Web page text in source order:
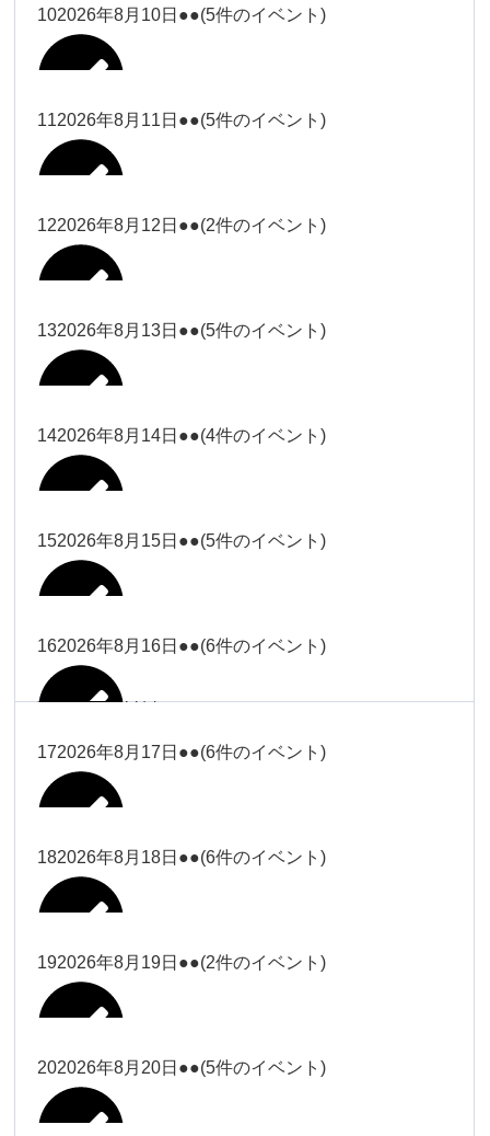
Close Close
武井
2026年7月28日
関谷
関谷
2026年7月30日
院長
院長
Close
関谷（17-19時）
2026年7月31日
武井
武井
関谷（17-
19時）
関谷（17-19時）
院長
Close Close
2026年8月1日
武井(9時ー
18時)
武井(9時ー18時)
関谷（17-
19時）
関谷（17-19時）
院長
Close Close
2026年8月2日
Close
松本（9時ー18時）
2026年8月3日
武井
武井
関谷（17-
19時）
関谷（17-19時）
院長
Close Close
2026年8月3日
2026年8月4日
小林
小林
松本
Close
2026年8月4日
2026年8月5日
Close Close
塩川
2026年8月6日
関谷（17-
Close
関谷（17-19時）
2026年8月6日
院長
院長
松本（9時
ー18時）
Close Close
松本（9時ー18時）
2026年8月7日
Close
武井
2026年8月7日
関谷（17-
Close
関谷（17-19時）
2026年8月7日
Close Close
大西（9時ー18時）
2026年8月8日
小林
Close Close
2026年8月8日
Close
武井
2026年8月8日
関谷（17-
Close
関谷（17-19時）
2026年8月8日
院長
塩川
塩川
Close Close
塩川
2026年8月9日
大西
大西
小林
Close
2026年8月9日
102026年8月10日 ●●(5件のイベント)
小林
小林
松本（9時
ー18時）
Close Close
松本（9時ー18時）
2026年8月10日
Close
武井
2026年8月10日
関谷（17-
Close
関谷（17-19時）
112026年8月11日 ●●(5件のイベント)
塩川（9時
Close Close
塩川（9時ー18時）
2026年8月11日
小林
Close Close
小林
2026年8月11日
時ー19
時）
松本（17時ー19時）
122026年8月12日 ●●(2件のイベント)
塩川
塩川
松本
Close Close
松本
2026年8月12日
132026年8月13日 ●●(5件のイベント)
塩川
塩川
Close Close
大西
2026年8月13日
武井
武井
142026年8月14日 ●●(4件のイベント)
塩川
塩川
松本（9時
ー18時）
Close Close
松本（9時ー18時）
2026年8月14日
152026年8月15日 ●●(5件のイベント)
冨田（9時
Close Close
冨田（9時ー18時）
2026年8月15日
小林
Close Close
2026年8月15日
162026年8月16日 ●●(6件のイベント)
大西
大西
Close Close
小林
172026年8月17日 ●●(6件のイベント)
塩川
塩川
182026年8月18日 ●●(6件のイベント)
冨田（17
時）
Close Close
192026年8月19日 ●●(2件のイベント)
冨田
202026年8月20日 ●●(5件のイベント)